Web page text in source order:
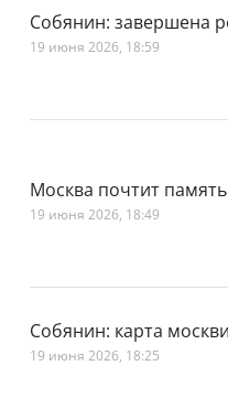
Собянин: завершена
19 июня 2026, 18:59
Москва почтит
19 июня 2026, 18:49
Собянин: карта
19 июня 2026, 18:25